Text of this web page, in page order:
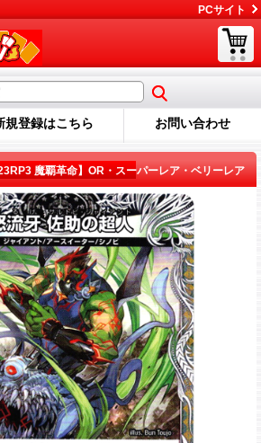
PCサイト
規登録はこちら お問い合わせ
魔覇革命】OR・スーパーレア・ベリーレア